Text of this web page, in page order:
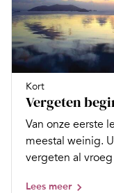
Kort
Vergeten
Van onze eerste
meestal weinig.
vergeten al
Lees meer